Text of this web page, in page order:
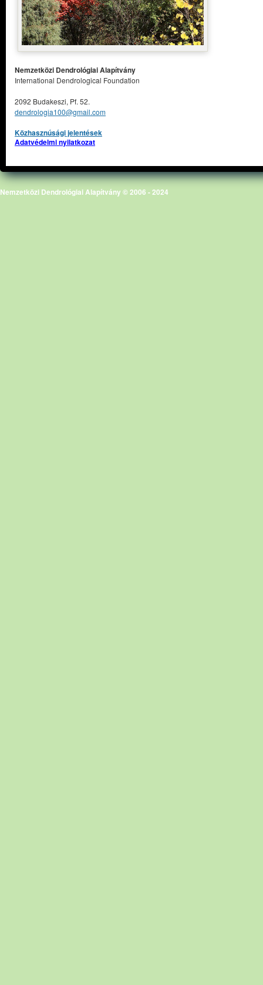
Nemzetközi Dendrológiai Alapítvány
International Dendrological Foundation
2092 Budakeszi, Pf. 52.
dendrologia100@gmail.com
Közhasznúsági jelentések
Adatvédelmi nyilatkozat
Nemzetközi Dendrológiai Alapítvány © 2006 - 2024